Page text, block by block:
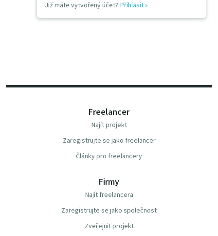
Již máte vytvořený účet? Přihlásit»
Freelancer
Najít projekt
Zaregistrujte se jako freelancer
Články pro freelancery
Firmy
Najít freelancera
Zaregistrujte se jako společnost
Zveřejnit projekt